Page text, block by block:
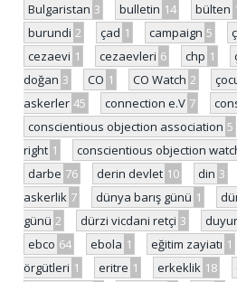
Bulgaristan 3 bulletin 14 bülten
burundi 2 çad 1 campaign 5
cezaevi 1 cezaevleri 6 chp 1
doğan 3 CO 1 CO Watch 2
askerler 45 connection e.V 7
conscientious objection association 5
right 1 conscientious objection
darbe 76 derin devlet 10 din 3
askerlik 7 dünya barış günü 1
günü 2 dürzi vicdani retçi 3
ebco 64 ebola 1 eğitim zayiatı 1
örgütleri 1 eritre 1 erkeklik 18